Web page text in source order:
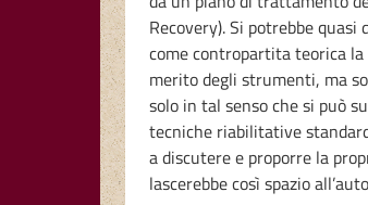
Recovery). Si potrebbe
come contropartita teorica
merito degli strumenti, ma
solo in tal senso che si può
tecniche riabilitative
a discutere e proporre la
lascerebbe così spazio